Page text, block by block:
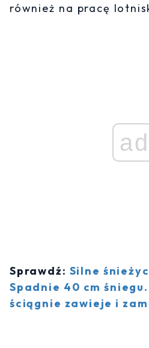
również na pracę
ad
Sprawdź: Silne
Spadnie 40 cm
ściągnie zawieje i